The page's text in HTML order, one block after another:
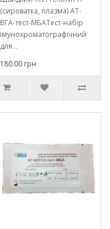
(сироватка, плазма) АТ-
ВГА-тест-МБАТест-набір
імунохроматографічний
для ..
180.00 грн